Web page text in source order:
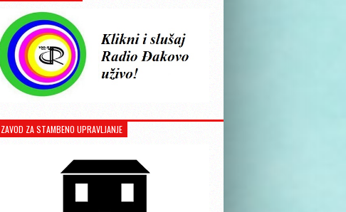
ZAVOD ZA STAMBENO UPRAVLJANJE